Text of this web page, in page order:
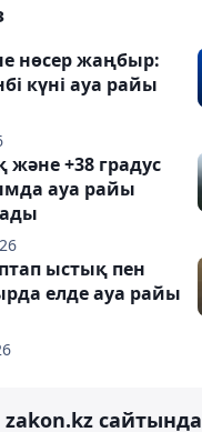
нөсер жаңбыр:
күні ауа райы
+38 градус
ауа райы
ыстық пен
елде ауа райы
сайтында